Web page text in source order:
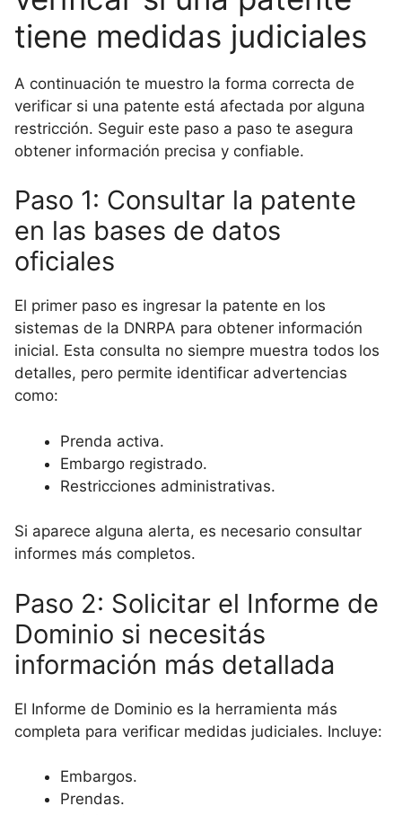
tiene medidas judiciales
A continuación te muestro la forma correcta de
verificar si una patente está afectada por alguna
restricción. Seguir este paso a paso te asegura
obtener información precisa y confiable.
Paso 1: Consultar la patente
en las bases de datos
oficiales
El primer paso es ingresar la patente en los
sistemas de la DNRPA para obtener información
inicial. Esta consulta no siempre muestra todos los
detalles, pero permite identificar advertencias
como:
Prenda activa.
Embargo registrado.
Restricciones administrativas.
Si aparece alguna alerta, es necesario consultar
informes más completos.
Paso 2: Solicitar el Informe de
Dominio si necesitás
información más detallada
El Informe de Dominio es la herramienta más
completa para verificar medidas judiciales. Incluye:
Embargos.
Prendas.